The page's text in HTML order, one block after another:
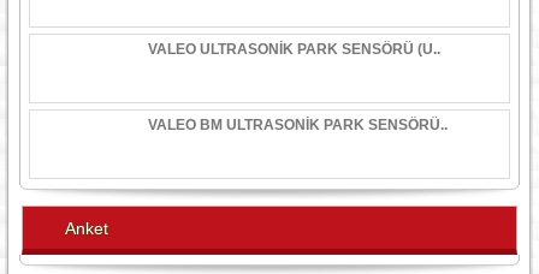
VALEO ULTRASONİK PARK SENSÖRÜ (U..
VALEO BM ULTRASONİK PARK SENSÖRÜ..
Anket